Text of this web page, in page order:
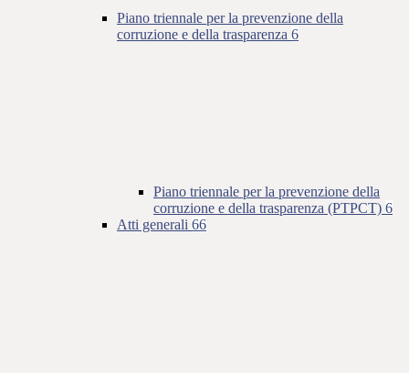
Piano triennale per la prevenzione della
corruzione e della trasparenza 6
Piano triennale per la prevenzione della
corruzione e della trasparenza (PTPCT) 6
Atti generali 66